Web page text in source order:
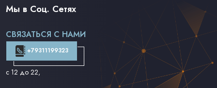
Рок на 7''
Доставка и Оплата
Контакты
Мы в Соц. Сетях
СВЯЗАТЬСЯ С НАМИ
+79311199323
с 12 до 22,